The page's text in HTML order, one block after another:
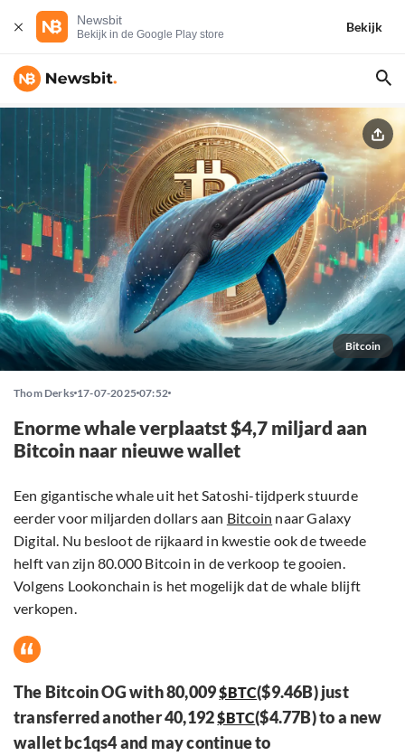
Newsbit
Bekijk in de Google Play store
Bekijk
Bitcoin
Thom Derks 17-07-2025 07:52
Enorme whale verplaatst $4,7 miljard aan
Bitcoin naar nieuwe wallet
Een gigantische whale uit het Satoshi-tijdperk stuurde
eerder voor miljarden dollars aan Bitcoin naar Galaxy
Digital. Nu besloot de rijkaard in kwestie ook de tweede
helft van zijn 80.000 Bitcoin in de verkoop te gooien.
Volgens Lookonchain is het mogelijk dat de whale blijft
verkopen.
The Bitcoin OG with 80,009$BTC($9.46B) just
transferred another 40,192$BTC($4.77B) to a new
wallet bc1qs4 and may continue to